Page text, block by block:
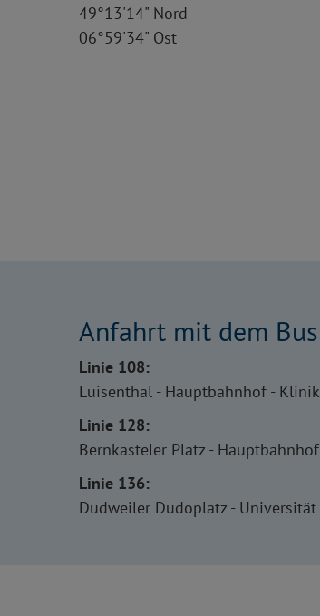
49°13'14" Nord
06°59'34" Ost
Anfahrt mit dem Bus
Linie 108:
Luisenthal - Hauptbahnhof -
Linie 128:
Bernkasteler Platz -
Linie 136:
Dudweiler Dudoplatz -